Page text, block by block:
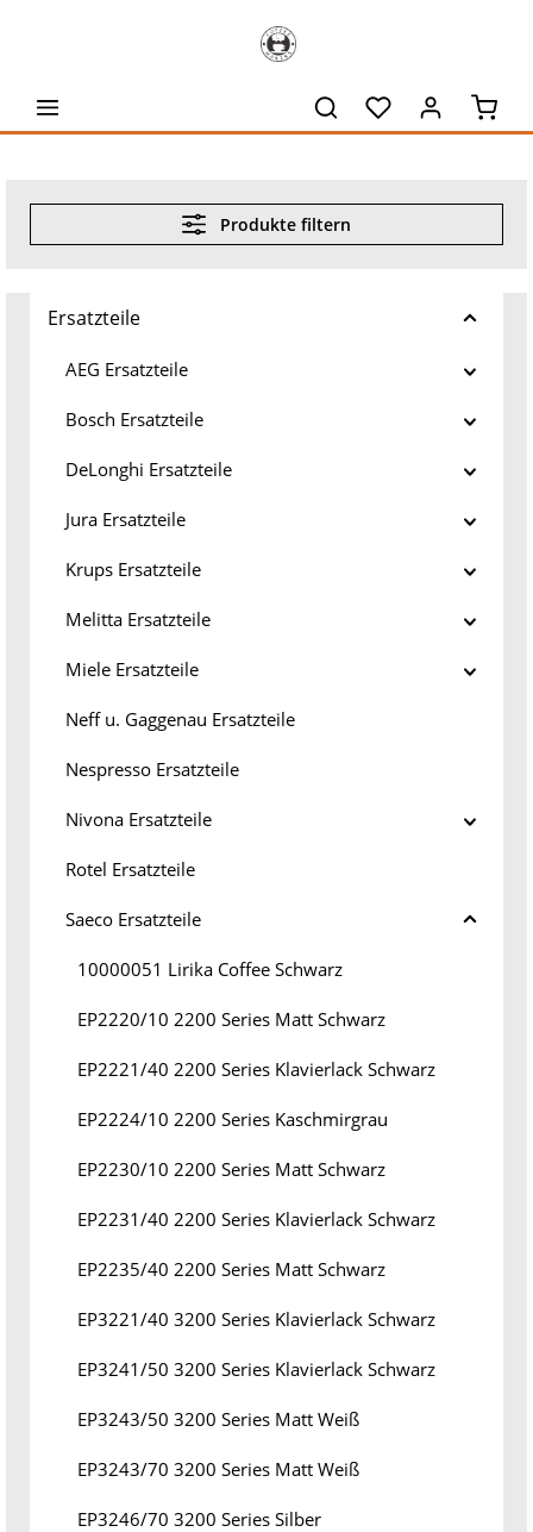
Produkte filtern
Ersatzteile
AEG Ersatzteile
Bosch Ersatzteile
DeLonghi Ersatzteile
Jura Ersatzteile
Krups Ersatzteile
Melitta Ersatzteile
Miele Ersatzteile
Neff u. Gaggenau Ersatzteile
Nespresso Ersatzteile
Nivona Ersatzteile
Rotel Ersatzteile
Saeco Ersatzteile
10000051 Lirika Coffee Schwarz
EP2220/10 2200 Series Matt Schwarz
EP2221/40 2200 Series Klavierlack Schwarz
EP2224/10 2200 Series Kaschmirgrau
EP2230/10 2200 Series Matt Schwarz
EP2231/40 2200 Series Klavierlack Schwarz
EP2235/40 2200 Series Matt Schwarz
EP3221/40 3200 Series Klavierlack Schwarz
EP3241/50 3200 Series Klavierlack Schwarz
EP3243/50 3200 Series Matt Weiß
EP3243/70 3200 Series Matt Weiß
EP3246/70 3200 Series Silber